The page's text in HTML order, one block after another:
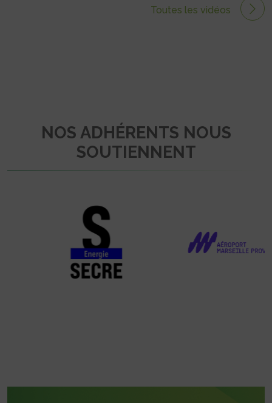
Toutes les vidéos
NOS ADHÉRENTS NOUS
SOUTIENNENT